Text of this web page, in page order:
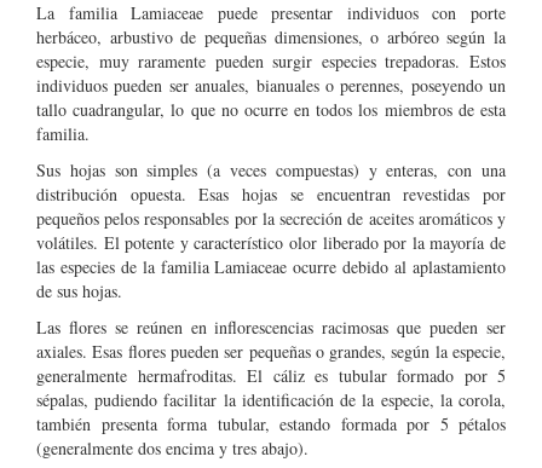
La familia Lamiaceae puede presentar individuos con porte
herbáceo, arbustivo de pequeñas dimensiones, o arbóreo según la
especie, muy raramente pueden surgir especies trepadoras. Estos
individuos pueden ser anuales, bianuales o perennes, poseyendo un
tallo cuadrangular, lo que no ocurre en todos los miembros de esta
familia.
Sus hojas son simples (a veces compuestas) y enteras, con una
distribución opuesta. Esas hojas se encuentran revestidas por
pequeños pelos responsables por la secreción de aceites aromáticos y
volátiles. El potente y característico olor liberado por la mayoría de
las especies de la familia Lamiaceae ocurre debido al aplastamiento
de sus hojas.
Las flores se reúnen en inflorescencias racimosas que pueden ser
axiales. Esas flores pueden ser pequeñas o grandes, según la especie,
generalmente hermafroditas. El cáliz es tubular formado por 5
sépalas, pudiendo facilitar la identificación de la especie, la corola,
también presenta forma tubular, estando formada por 5 pétalos
(generalmente dos encima y tres abajo).